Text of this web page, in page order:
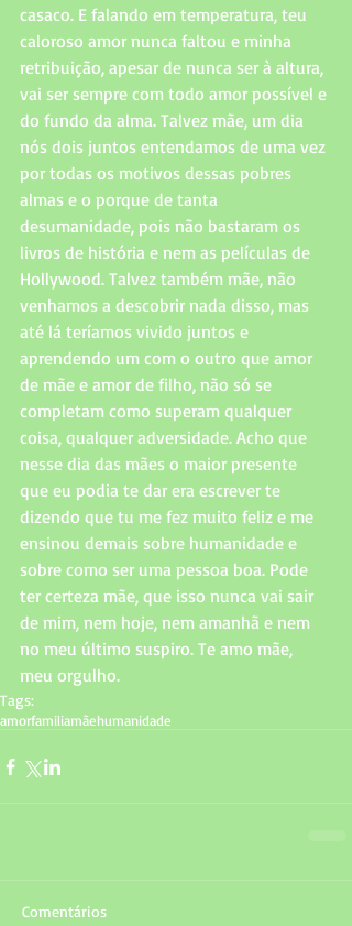
casaco. E falando em temperatura, teu
caloroso amor nunca faltou e minha
retribuição, apesar de nunca ser à altura,
vai ser sempre com todo amor possível e
do fundo da alma. Talvez mãe, um dia
nós dois juntos entendamos de uma vez
por todas os motivos dessas pobres
almas e o porque de tanta
desumanidade, pois não bastaram os
livros de história e nem as películas de
Hollywood. Talvez também mãe, não
venhamos a descobrir nada disso, mas
até lá teríamos vivido juntos e
aprendendo um com o outro que amor
de mãe e amor de filho, não só se
completam como superam qualquer
coisa, qualquer adversidade. Acho que
nesse dia das mães o maior presente
que eu podia te dar era escrever te
dizendo que tu me fez muito feliz e me
ensinou demais sobre humanidade e
sobre como ser uma pessoa boa. Pode
ter certeza mãe, que isso nunca vai sair
de mim, nem hoje, nem amanhã e nem
no meu último suspiro. Te amo mãe,
meu orgulho.
Tags:
amorfamiliamãehumanidade
Comentários